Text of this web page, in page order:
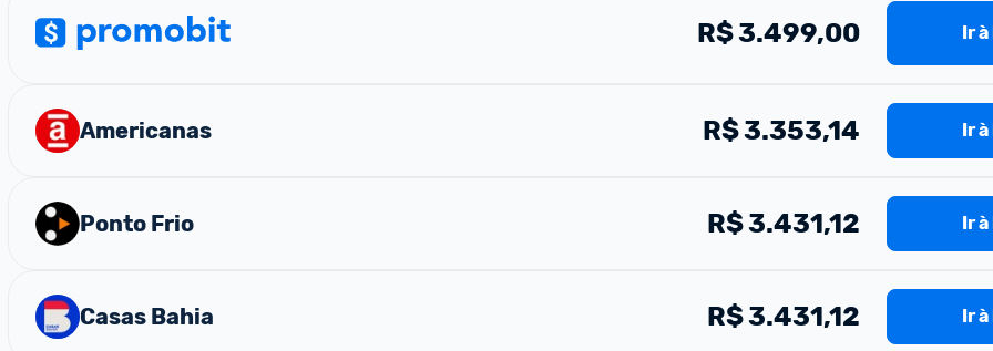
R$3.499,00 Ir
Americanas R$3.353,14 Ir
Ponto Frio R$3.431,12 Ir
Casas Bahia R$3.431,12 Ir